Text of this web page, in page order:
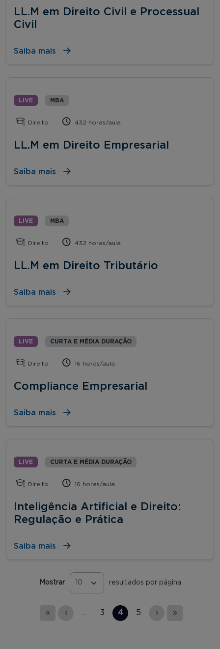
LL.M em Direito Civil e Processual
Civil
Saiba mais
LIVE MBA
Direito 432 horas/aula
LL.M em Direito Empresarial
Saiba mais
LIVE MBA
Direito 432 horas/aula
LL.M em Direito Tributário
Saiba mais
LIVE CURTA E MÉDIA DURAÇÃO
Direito 16 horas/aula
Compliance Empresarial
Saiba mais
LIVE CURTA E MÉDIA DURAÇÃO
Direito 16 horas/aula
Inteligência Artificial e Direito:
Regulação e Prática
Saiba mais
Mostrar resultados por página
« ‹ 3 4 5 › »